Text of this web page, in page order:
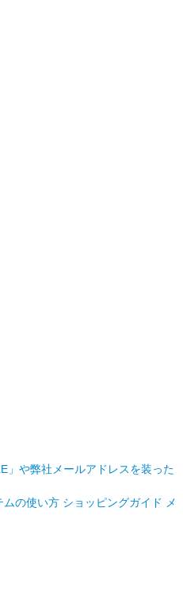
」や弊社メールアドレスを装った
ムの使い方 ショッピングガイド
メ